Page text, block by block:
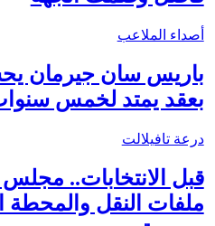
أصداء الملاعب
باريس سان جيرمان
بعقد يمتد لخمس
درعة تافيلالت
قبل الانتخابات.. مجلس
ملفات النقل